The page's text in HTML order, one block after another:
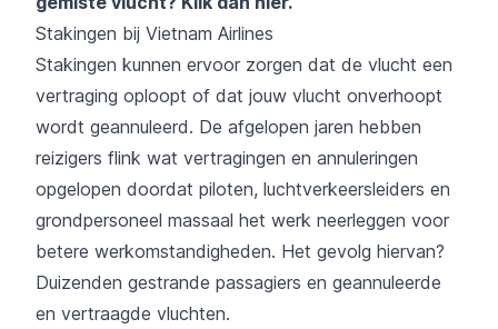
Stakingen bij Vietnam Airlines
Stakingen kunnen ervoor zorgen dat de vlucht een
vertraging oploopt of dat jouw vlucht onverhoopt
wordt geannuleerd. De afgelopen jaren hebben
reizigers flink wat vertragingen en annuleringen
opgelopen doordat piloten, luchtverkeersleiders en
grondpersoneel massaal het werk neerleggen voor
betere werkomstandigheden. Het gevolg hiervan?
Duizenden gestrande passagiers en geannuleerde
en vertraagde vluchten.